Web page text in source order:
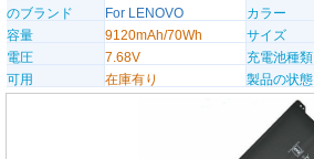
のブランド
For LENOVO カラー
容量
9120mAh/70Wh
サイズ
電圧
7.68V 充電池種類
可用
在庫有り 製品の状態